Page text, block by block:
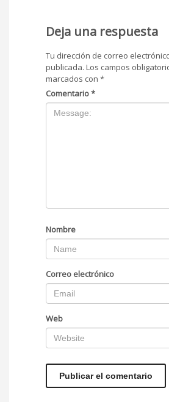
Deja una respuesta
Tu dirección de correo
publicada. Los campos
marcados con *
Comentario*
Nombre
Correo electrónico
Web